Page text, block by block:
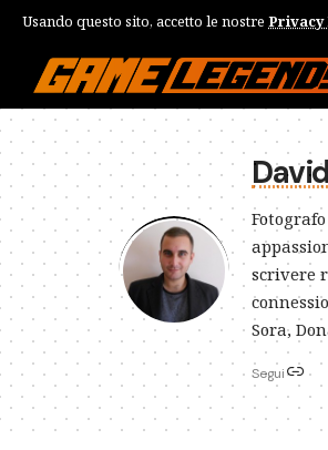
Usando questo sito, accetto le nostre Privacy
scrivere
Sora,
Segui